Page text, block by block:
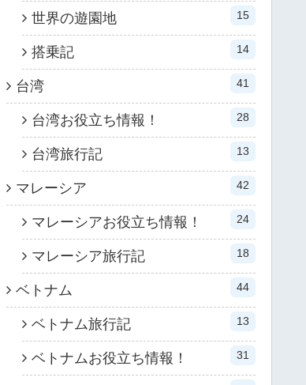
世界の遊園地 15
搭乗記 14
台湾 41
台湾お役立ち情報！ 28
台湾旅行記 13
マレーシア 42
マレーシアお役立ち情報！ 24
マレーシア旅行記 18
ベトナム 44
ベトナム旅行記 13
ベトナムお役立ち情報！ 31